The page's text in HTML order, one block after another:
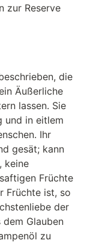
zur Reserve
die
Äußerliche
lassen. Sie
und in eitlem
Ihr
gesät; kann
keine
Früchte
Früchte ist, so
der
Glauben
zu